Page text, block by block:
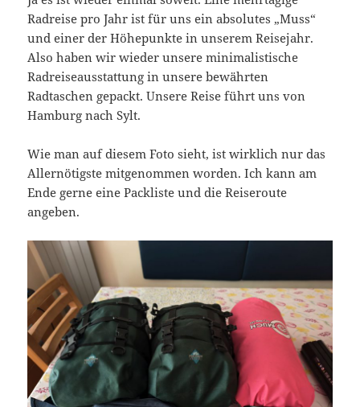
Radreise pro Jahr ist für uns ein absolutes „Muss“
und einer der Höhepunkte in unserem Reisejahr.
Also haben wir wieder unsere minimalistische
Radreiseausstattung in unsere bewährten
Radtaschen gepackt. Unsere Reise führt uns von
Hamburg nach Sylt.
Wie man auf diesem Foto sieht, ist wirklich nur das
Allernötigste mitgenommen worden. Ich kann am
Ende gerne eine Packliste und die Reiseroute
angeben.